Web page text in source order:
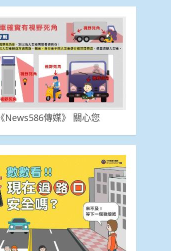
《News586傳媒》 關心您